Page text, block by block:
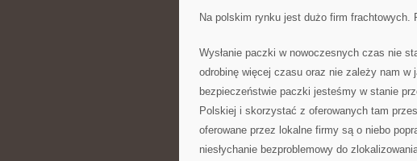
Na polskim rynku jest dużo firm frachtowych.
Wysłanie paczki w nowoczesnych czas nie
odrobinę więcej czasu oraz nie zależy nam
bezpieczeństwie paczki jesteśmy w stanie
Polskiej i skorzystać z oferowanych tam
oferowane przez lokalne firmy są o niebo
niesłychanie bezproblemowy do